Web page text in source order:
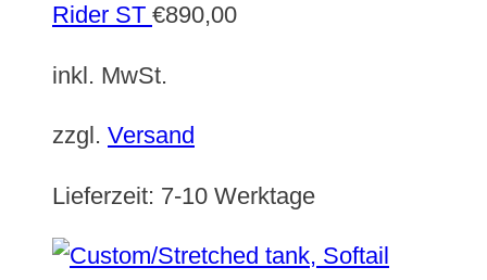
Rider ST €890,00
inkl. MwSt.
zzgl. Versand
Lieferzeit: 7-10 Werktage